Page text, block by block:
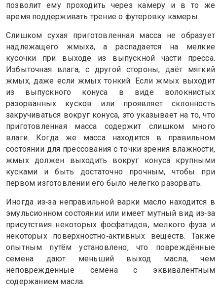
позволит ему проходить через камеру и в то же
время поддерживать трение о футеровку камеры.
Слишком сухая приготовленная масса не образует
надлежащего жмыха, а распадается на мелкие
кусочки при выходе из выпускной части пресса.
Избыточная влага, с другой стороны, даёт мягкий
жмых, даже если жмых тонкий. Если жмых выходит
из выпускного конуса в виде волокнистых
разорванных кусков или проявляет склонность
закручиваться вокруг конуса, это указывает на то, что
приготовленная масса содержит слишком много
влаги. Когда же масса находится в правильном
состоянии для прессования с точки зрения влажности,
жмых должен выходить вокруг конуса крупными
кусками и быть достаточно прочным, чтобы при
первом изготовлении его было нелегко разорвать.
Иногда из‑за неправильной варки масло находится в
эмульсионном состоянии или имеет мутный вид из‑за
присутствия некоторых фосфатидов, мелкого фуза и
некоторых поверхностно‑активных веществ. Также
опытным путём установлено, что повреждённые
семена дают меньший выход масла, чем
неповреждённые семена с эквивалентным
содержанием масла.